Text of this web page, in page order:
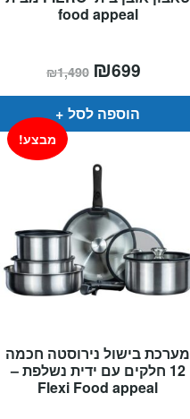
food appeal
₪1,490 המחיר
המקורי
היה:
₪699
הוא:
הוספה לסל
מערכת בישול נירוסטה חכמה
12 חלקים עם ידית נשלפת –
Flexi Food appeal
מבצע!